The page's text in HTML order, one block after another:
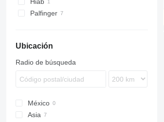
Palfinger
Ubicación
Radio de búsqueda
México
Asia